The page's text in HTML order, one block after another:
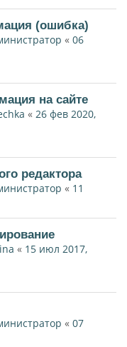
(ошибка)
« 06
на сайте
« 26 фев 2020,
редактора
« 11
« 15 июл 2017,
« 07